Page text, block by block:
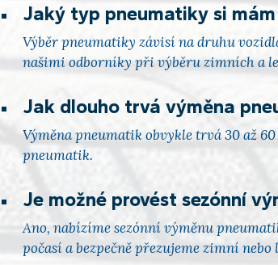
Jaký typ pneumatiky si
Výběr pneumatiky závisí na druhu
našimi odborníky při výběru zimních a
Jak dlouho trvá výměna
Výměna pneumatik obvykle trvá 30 až
pneumatik.
Je možné provést sezónní
Ano, nabízíme sezónní výměnu
počasí a bezpečně přezujeme zimní